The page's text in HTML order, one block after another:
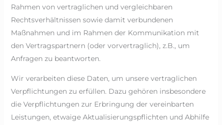
Rahmen von vertraglichen und vergleichbaren
Rechtsverhältnissen sowie damit verbundenen
Maßnahmen und im Rahmen der Kommunikation mit
den Vertragspartnern (oder vorvertraglich), z.B., um
Anfragen zu beantworten.
Wir verarbeiten diese Daten, um unsere vertraglichen
Verpflichtungen zu erfüllen. Dazu gehören insbesondere
die Verpflichtungen zur Erbringung der vereinbarten
Leistungen, etwaige Aktualisierungspflichten und Abhilfe